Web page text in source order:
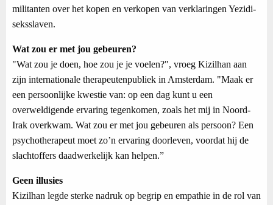
militanten over het kopen en verkopen van verklaringen Yezidi-
seksslaven.
Wat zou er met jou gebeuren?
"Wat zou je doen, hoe zou je je voelen?", vroeg Kizilhan aan
zijn internationale therapeutenpubliek in Amsterdam. "Maak er
een persoonlijke kwestie van: op een dag kunt u een
overweldigende ervaring tegenkomen, zoals het mij in Noord-
Irak overkwam. Wat zou er met jou gebeuren als persoon? Een
psychotherapeut moet zo’n ervaring doorleven, voordat hij de
slachtoffers daadwerkelijk kan helpen.”
Geen illusies
Kizilhan legde sterke nadruk op begrip en empathie in de rol van